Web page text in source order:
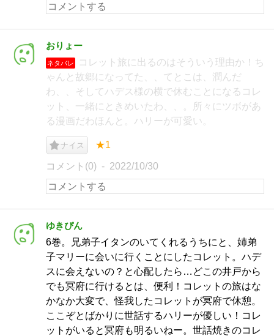
おりょー
ネタバレ
コレット旅に出るのはそういう理由か！ち
ゃんと故郷になってた、、てとこは、潤んだ
わ、、そしてハデス様の横で休むことになるコレ
ット、一緒にときめいたわ、、。所々にツボがあ
る漫画だわほんと。ハリーが可愛い。
ナイス ★1
コメント(0) 2022/10/30
ゆきぴん
6巻。兄弟子イタンのいてくれるうちにと、姉弟
子マリーに会いに行くことにしたコレット。ハデ
スに会えないの？と心配したら…どこの井戸から
でも冥府に行けるとは、便利！コレットの旅はな
かなか大変で、怪我したコレットが冥府で休憩。
ここぞとばかりに世話するハリーが優しい！コレ
ットがいると冥府も明るいねー。世話焼きのコレ